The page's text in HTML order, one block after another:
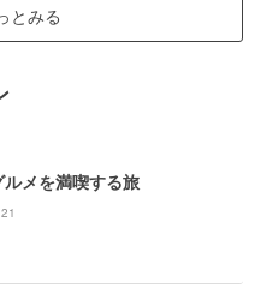
とみる
メを満喫する旅
21